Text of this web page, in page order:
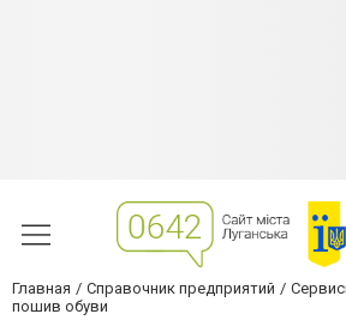
Главная Справочник предприятий
пошив обуви